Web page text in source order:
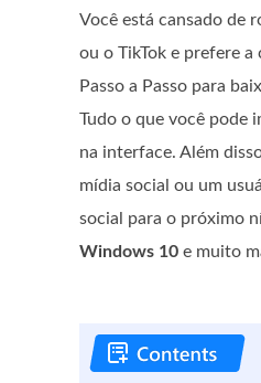
Você está cansado de
ou o TikTok e prefere
Passo a Passo para
Tudo o que você pode
na interface. Além
mídia social ou um
social para o próximo
Windows 10 e muito